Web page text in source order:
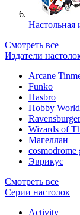
Настольная
Смотреть все
Издатели
Arcane
Funko
Hasbro
Hobby World
Ravensburger
Wizards of
Магеллан
сosmodrome
Эврикус
Смотреть все
Серии настолок
Activity